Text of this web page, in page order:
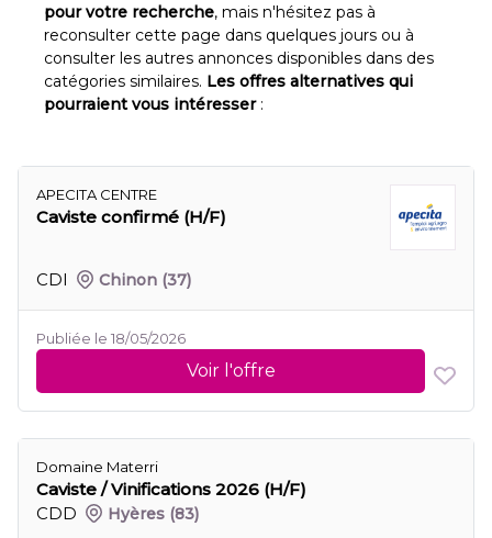
pour votre recherche, mais n'hésitez pas à
reconsulter cette page dans quelques jours ou à
consulter les autres annonces disponibles dans des
catégories similaires. Les offres alternatives qui
pourraient vous intéresser:
APECITA CENTRE
Caviste confirmé (H/F)
CDI Chinon (37)
Publiée le 18/05/2026
Voir l'offre
Domaine Materri
Caviste / Vinifications 2026 (H/F)
CDD
Hyères (83)